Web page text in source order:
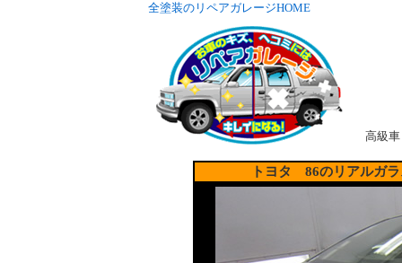
全塗装のリペアガレージHOME
高級
トヨタ 86のリアルガ